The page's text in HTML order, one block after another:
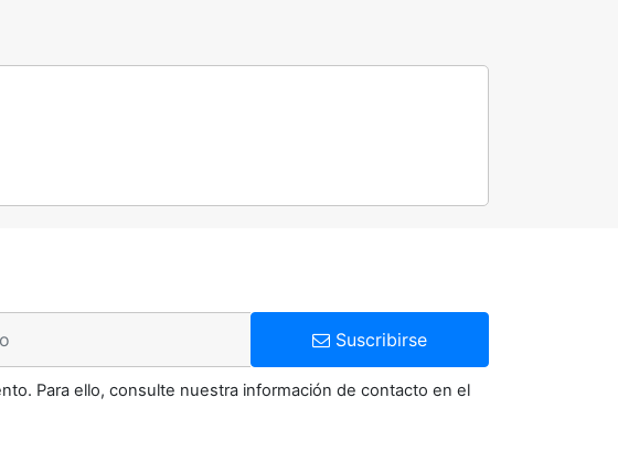
Suscribirse
Para ello, consulte nuestra información de contacto en el